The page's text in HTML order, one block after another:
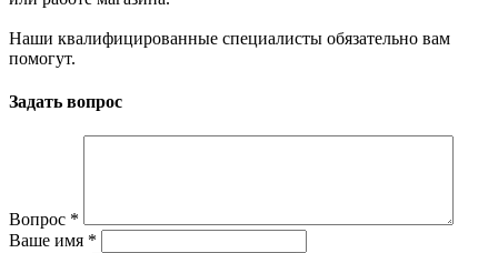
Наши квалифицированные специалисты обязательно вам
помогут.
Задать вопрос
Вопрос *
Ваше имя *